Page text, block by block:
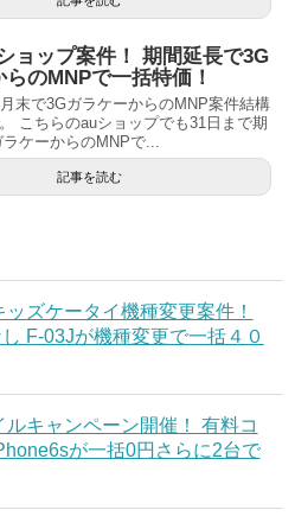
ョップ案件！ 期間延長で3G
のMNPで一括特価！
末で3GガラケーからのMNP案件結構
こちらのauショップでも31日まで期
ケーからのMNPで...
記事を読む
ッズケータイ機種変更案件！
F-03Jが機種変更で一括４０
ルキャンペーン開催！ 有料コ
が一括0円さらに2台で